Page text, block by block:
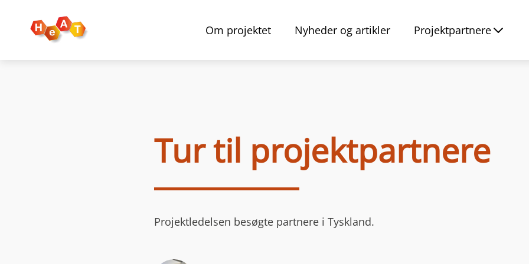
Om projektet Nyheder og artikler Projektpartnere
Tur til projektpartnere
Projektledelsen besøgte partnere i Tyskland.